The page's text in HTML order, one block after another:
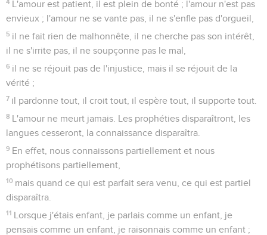
4 L'amour est patient, il est plein de bonté ; l'amour n'est pas
envieux ; l'amour ne se vante pas, il ne s'enfle pas d'orgueil,
5 il ne fait rien de malhonnête, il ne cherche pas son intérêt,
il ne s'irrite pas, il ne soupçonne pas le mal,
6 il ne se réjouit pas de l'injustice, mais il se réjouit de la
vérité ;
7 il pardonne tout, il croit tout, il espère tout, il supporte tout.
8 L'amour ne meurt jamais. Les prophéties disparaîtront, les
langues cesseront, la connaissance disparaîtra.
9 En effet, nous connaissons partiellement et nous
prophétisons partiellement,
10 mais quand ce qui est parfait sera venu, ce qui est partiel
disparaîtra.
11 Lorsque j'étais enfant, je parlais comme un enfant, je
pensais comme un enfant, je raisonnais comme un enfant ;